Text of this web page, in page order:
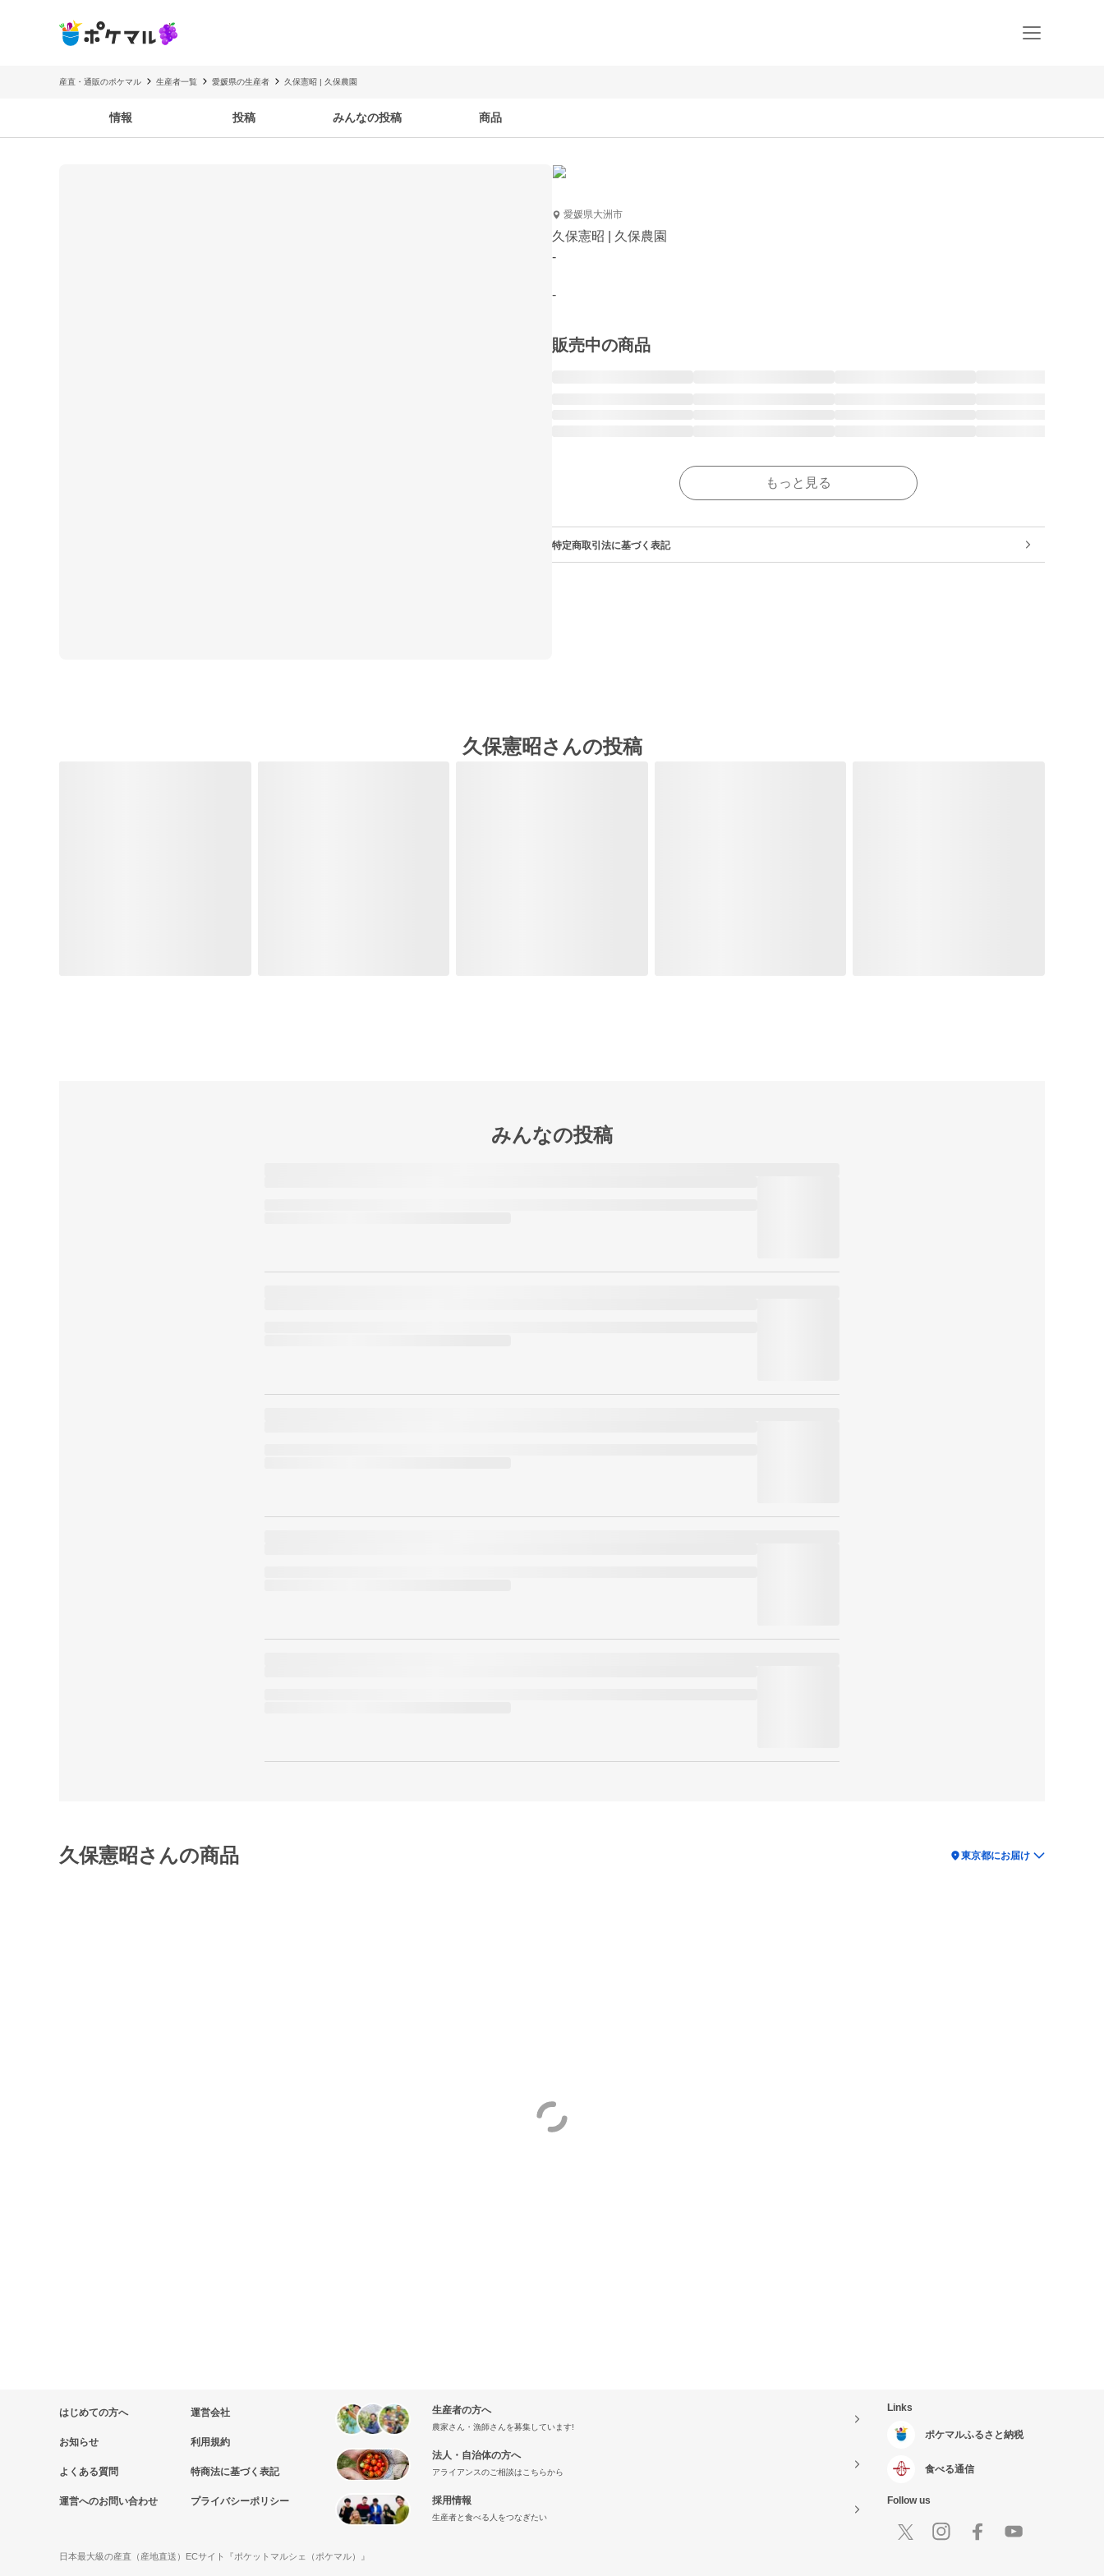
産直・通販のポケマル 生産者一覧 愛媛県の生産者 久保憲昭 | 久保農園
情報 投稿 みんなの投稿 商品
愛媛県大洲市
久保憲昭 | 久保農園
-
-
販売中の商品
もっと見る
特定商取引法に基づく表記
久保憲昭さんの投稿
みんなの投稿
久保憲昭さんの商品 location_on東京都にお届け
はじめての方へ
お知らせ
よくある質問
運営へのお問い合わせ
運営会社
利用規約
特商法に基づく表記
プライバシーポリシー
生産者の方へ
農家さん・漁師さんを募集しています!
法人・自治体の方へ
アライアンスのご相談はこちらから
採用情報
生産者と食べる人をつなぎたい
Links
ポケマルふるさと納税
食べる通信
Follow us
日本最大級の産直（産地直送）ECサイト『ポケットマルシェ（ポケマル）』